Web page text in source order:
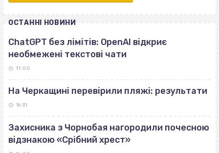
ОСТАННІ НОВИНИ
ChatGPT без лімітів: OpenAI відкриє
необмежені текстові чати
17:00
На Черкащині перевірили пляжі: результати
16:31
Захисника з Чорнобая нагородили почесною
відзнакою «Срібний хрест»